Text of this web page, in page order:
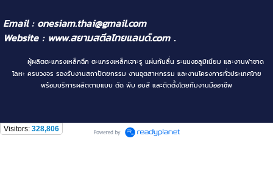
Email : onesiam.thai@gmail.com
Website : www.สยามสตีลไทยแลนด์.com.
ผู้ผลิตตะแกรงเหล็กฉีก ตะแกรงเหล็กเจาะรู แผ่นกันลื่น ระแนงอลูมิเนียม และงานฟาซาด
โลหะ ครบวงจร รองรับงานสถาปัตยกรรม งานอุตสาหกรรม และงานโครงการทั่วประเทศไทย
พร้อมบริการผลิตตามแบบ ตัด พับ อบสี และติดตั้งโดยทีมงานมืออาชีพ
Visitors: 328,806